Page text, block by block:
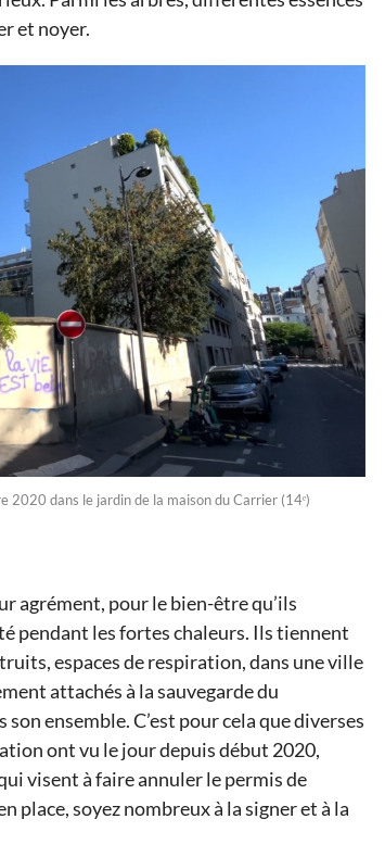
et noyer.
2020 dans le jardin de la maison du Carrier (14ᵉ)
agrément, pour le bien-être qu’ils
pendant les fortes chaleurs. Ils tiennent
espaces de respiration, dans une ville
attachés à la sauvegarde du
ensemble. C’est pour cela que diverses
ont vu le jour depuis début 2020,
visent à faire annuler le permis de
place, soyez nombreux à la signer et à la